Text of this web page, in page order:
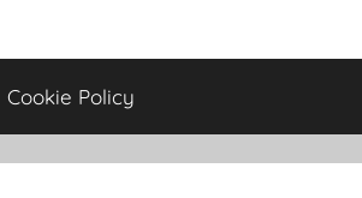
Cookie Policy